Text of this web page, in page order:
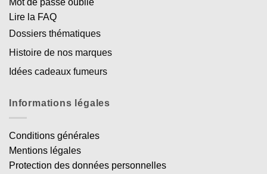
Mot de passe oublié
Lire la FAQ
Dossiers thématiques
Histoire de nos marques
Idées cadeaux fumeurs
Informations légales
Conditions générales
Mentions légales
Protection des données personnelles